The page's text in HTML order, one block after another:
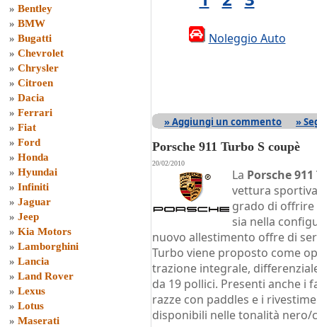
» Bentley
» BMW
» Bugatti
» Chevrolet
» Chrysler
» Citroen
» Dacia
» Ferrari
» Fiat
» Ford
» Honda
» Hyundai
» Infiniti
» Jaguar
» Jeep
» Kia Motors
» Lamborghini
» Lancia
» Land Rover
» Lexus
» Lotus
» Maserati
Noleggio Auto
» Aggiungi un commento »
Porsche 911 Turbo S coupè
20/02/2010
La Porsche 911
vettura
grado di offrire
sia nella
nuovo allestimento offre di
Turbo viene proposto come
trazione integrale,
da 19 pollici. Presenti anche i
razze con paddles e i
disponibili nelle tonalità